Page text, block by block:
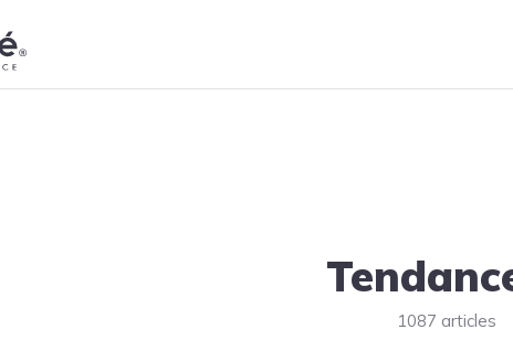
1087 articles